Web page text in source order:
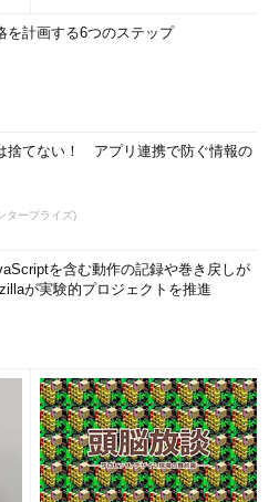
を計画する6つのステップ
捨てない！ アプリ連携で防ぐ情報の
タープライズ)
を含む動作の記録や巻き戻しが
が実験的プロジェクトを推進